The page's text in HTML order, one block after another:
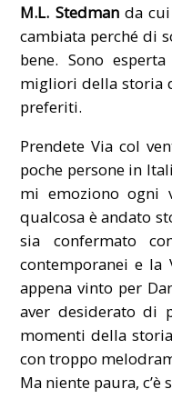
M.L. Stedmanda cui
cambiata perché di
bene. Sono
migliori della storia
preferiti.
Prendete Via col
poche persone in
mi emoziono ogni
qualcosa è andato
sia confermato
contemporanei e la
appena vinto per
aver desiderato di
momenti della
con troppo
Ma niente paura,